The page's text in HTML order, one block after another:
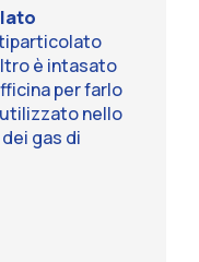
è intasato
per farlo
nello
gas di